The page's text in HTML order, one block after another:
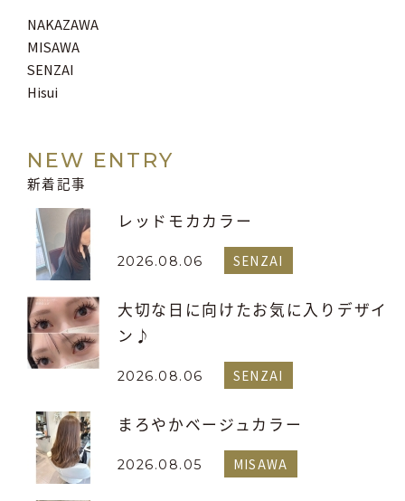
NAKAZAWA
MISAWA
SENZAI
Hisui
NEW ENTRY
新着記事
レッドモカカラー
2026.08.06 SENZAI
大切な日に向けたお気に入りデザイ
ン♪
2026.08.06 SENZAI
まろやかベージュカラー
2026.08.05 MISAWA